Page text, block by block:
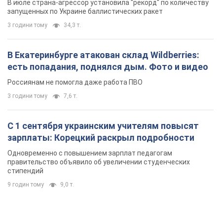
Одновременно с повышением зарплат педагогам
правительство объявило об увеличении студенческих